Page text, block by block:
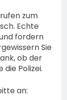
zum
Echte
fordern
Sie
ob der
Polizei.
an: